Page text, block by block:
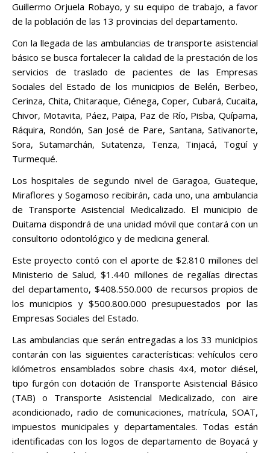
Guillermo Orjuela Robayo, y su equipo de trabajo, a favor
de la población de las 13 provincias del departamento.
Con la llegada de las ambulancias de transporte asistencial
básico se busca fortalecer la calidad de la prestación de los
servicios de traslado de pacientes de las Empresas
Sociales del Estado de los municipios de Belén, Berbeo,
Cerinza, Chita, Chitaraque, Ciénega, Coper, Cubará, Cucaita,
Chivor, Motavita, Páez, Paipa, Paz de Río, Pisba, Quípama,
Ráquira, Rondón, San José de Pare, Santana, Sativanorte,
Sora, Sutamarchán, Sutatenza, Tenza, Tinjacá, Togüí y
Turmequé.
Los hospitales de segundo nivel de Garagoa, Guateque,
Miraflores y Sogamoso recibirán, cada uno, una ambulancia
de Transporte Asistencial Medicalizado. El municipio de
Duitama dispondrá de una unidad móvil que contará con un
consultorio odontológico y de medicina general.
Este proyecto contó con el aporte de $2.810 millones del
Ministerio de Salud, $1.440 millones de regalías directas
del departamento, $408.550.000 de recursos propios de
los municipios y $500.800.000 presupuestados por las
Empresas Sociales del Estado.
Las ambulancias que serán entregadas a los 33 municipios
contarán con las siguientes características: vehículos cero
kilómetros ensamblados sobre chasis 4x4, motor diésel,
tipo furgón con dotación de Transporte Asistencial Básico
(TAB) o Transporte Asistencial Medicalizado, con aire
acondicionado, radio de comunicaciones, matrícula, SOAT,
impuestos municipales y departamentales. Todas están
identificadas con los logos de departamento de Boyacá y